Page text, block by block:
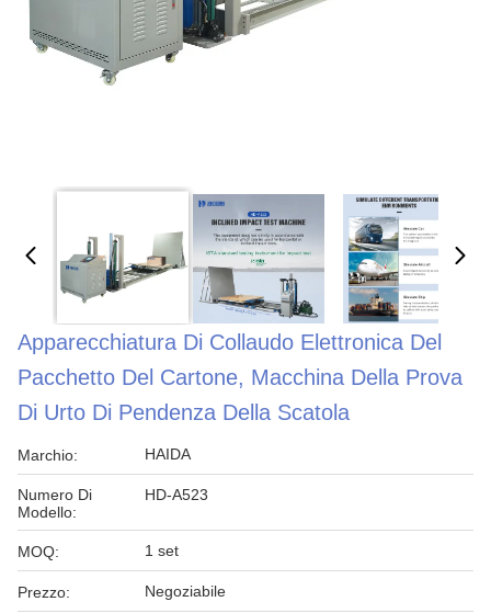
Apparecchiatura Di Collaudo Elettronica Del
Pacchetto Del Cartone, Macchina Della Prova
Di Urto Di Pendenza Della Scatola
Marchio: HAIDA
Numero Di
Modello:
HD-A523
MOQ: 1 set
Prezzo: Negoziabile